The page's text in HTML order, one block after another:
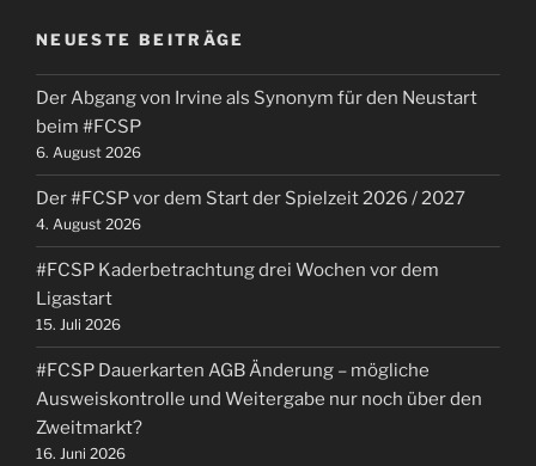
und
ersten
9
Spieltage“
NEUESTE BEITRÄGE
Der Abgang von Irvine als Synonym für den Neustart
beim #FCSP
6. August 2026
Der #FCSP vor dem Start der Spielzeit 2026 / 2027
4. August 2026
#FCSP Kaderbetrachtung drei Wochen vor dem
Ligastart
15. Juli 2026
#FCSP Dauerkarten AGB Änderung – mögliche
Ausweiskontrolle und Weitergabe nur noch über den
Zweitmarkt?
16. Juni 2026